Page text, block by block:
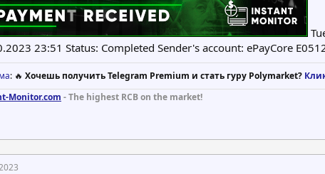
23:51 Status: Completed Sender's account: ePayCore
: 🔥 Хочешь получить Telegram Premium и стать гуру Polymarket?
Monitor.com - The highest RCB on the market!